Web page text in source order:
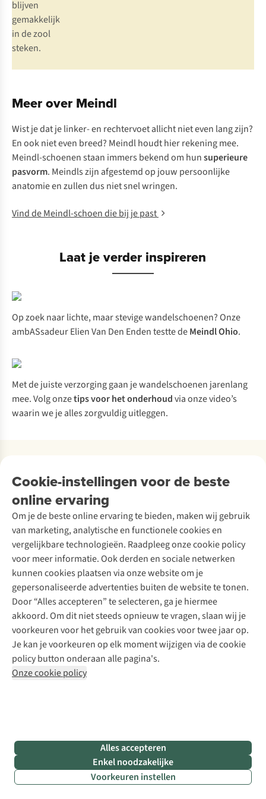
blijven
gemakkelijk
in de zool
steken.
Meer over Meindl
Wist je dat je linker- en rechtervoet allicht niet even lang zijn?
En ook niet even breed? Meindl houdt hier rekening mee.
Meindl-schoenen staan immers bekend om hunsuperieure
pasvorm. Meindls zijn afgestemd op jouw persoonlijke
anatomie en zullen dus niet snel wringen.
Vind de Meindl-schoen die bij je past
Laat je verder inspireren
Op zoek naar lichte, maar stevige wandelschoenen? Onze
ambASsadeur Elien Van Den Enden testte deMeindl Ohio.
Met de juiste verzorging gaan je wandelschoenen jarenlang
mee. Volg onzetips voor het onderhoudvia onze video’s
waarin we je alles zorgvuldig uitleggen.
Cookie-instellingen voor de beste
online ervaring
Om je de beste online ervaring te bieden, maken wij gebruik
van marketing, analytische en functionele cookies en
vergelijkbare technologieën. Raadpleeg onze cookie policy
voor meer informatie. Ook derden en sociale netwerken
kunnen cookies plaatsen via onze website om je
gepersonaliseerde advertenties buiten de website te tonen.
Door “Alles accepteren” te selecteren, ga je hiermee
akkoord. Om dit niet steeds opnieuw te vragen, slaan wij je
voorkeuren voor het gebruik van cookies voor twee jaar op.
Je kan je voorkeuren op elk moment wijzigen via de cookie
policy button onderaan alle pagina's.
Onze cookie policy
Alles accepteren
Enkel noodzakelijke
Voorkeuren instellen
Klantendienst
Veelgestelde vragen
Bestellen
Betalen
Levering
Retourneren
Bestelling herroepen
Onderhoud en herstellingen
Garantie
Contact
Over ons
Werken bij A.S.Adventure
Explore More
Verantwoord ondernemen
Over Ayacucho
Onze winkels
Over A.S.Adventure
Toegankelijkheidsverklaring
Onze services
Verhuur / Skiverhuur
Tweedehands
Ski-onderhoud
Wasservice
Schoenonderhoud
Schoenherstelling
Kledingherstelling
Ontdek
A.S.Magazine
Podcast
Explore Academy
Explore Camp
Gear Check
Meld je aan voor de nieuwsbrief
Disclaimer Privacy Policy
Algemene voorwaarden